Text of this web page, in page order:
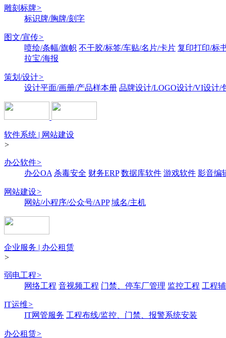
雕刻标牌>
标识牌/胸牌/刻字
图文/宣传>
喷绘/条幅/旗帜 不干胶/标签/车贴/名片/卡片 复印打印/标
拉宝/海报
策划/设计>
设计平面/画册/产品样本册 品牌设计/LOGO设计/VI设计/
软件系统 | 网站建设
>
办公软件>
办公OA 杀毒安全 财务ERP 数据库软件 游戏软件 影音编
网站建设>
网站/小程序/公众号/APP 域名/主机
企业服务 | 办公租赁
>
弱电工程>
网络工程 音视频工程 门禁、停车厂管理 监控工程 工程
IT运维>
IT网管服务 工程布线/监控、门禁、报警系统安装
办公租赁>